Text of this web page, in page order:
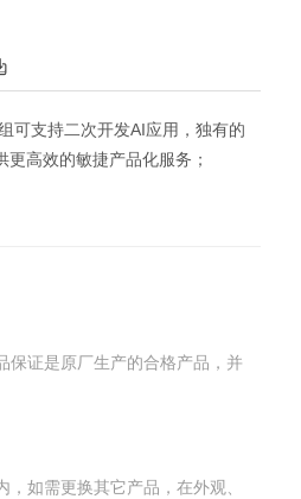
可支持二次开发AI应用，独有的
高效的敏捷产品化服务；
保证是原厂生产的合格产品，并
，如需更换其它产品，在外观、